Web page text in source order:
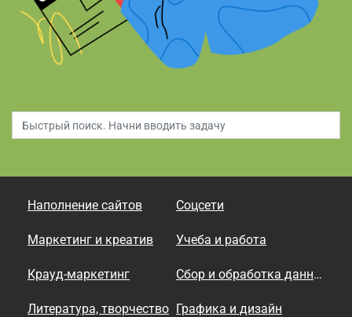
Наполнение сайтов Соцсети
Маркетинг и креатив Учеба и работа
Крауд-маркетинг Сбор и обработка данных
Литература, творчество Графика и дизайн